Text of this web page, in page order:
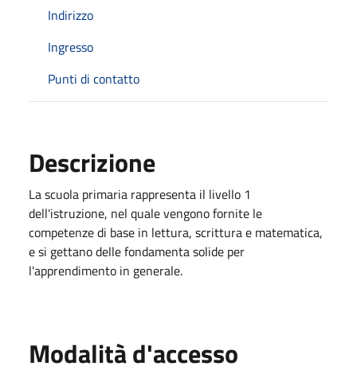
Indirizzo
Ingresso
Punti di contatto
Descrizione
La scuola primaria rappresenta il livello 1
dell'istruzione, nel quale vengono fornite le
competenze di base in lettura, scrittura e matematica,
e si gettano delle fondamenta solide per
l'apprendimento in generale.
Modalità d'accesso